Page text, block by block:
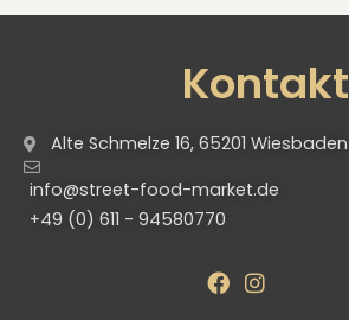
Kontakt
Alte Schmelze 16, 65201 Wiesbaden
info@street-food-market.de
+49 (0) 611 - 94580770